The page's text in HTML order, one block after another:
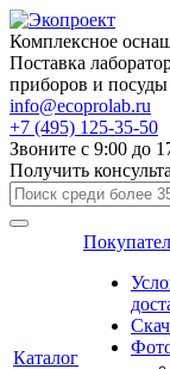
Комплексное
Поставка
приборов и посуды
info@ecoprolab.ru
+7 (495) 125-35-50
Звоните с 9:00 до
Получить
Каталог